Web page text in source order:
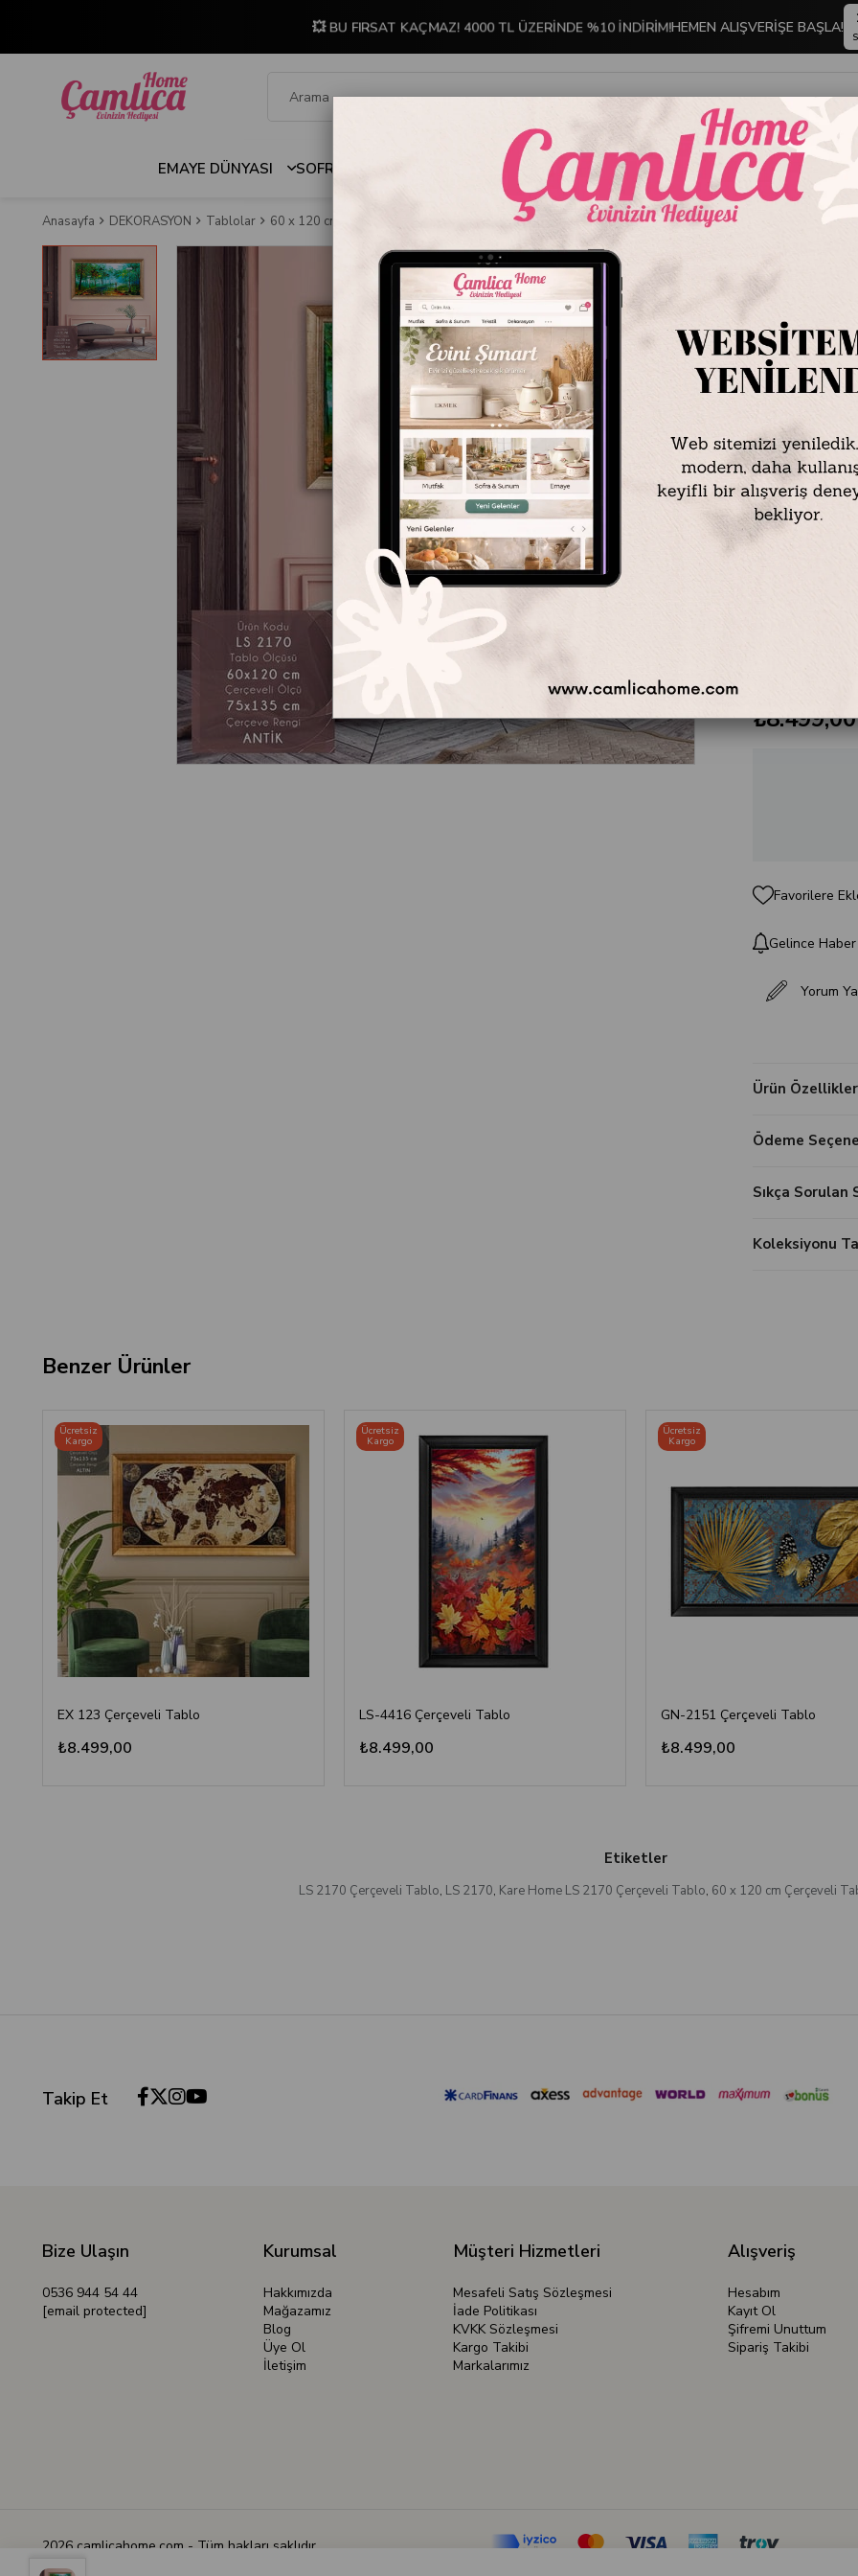
💥 BU FIRSAT KAÇMAZ! 4000 TL ÜZERİNDE %10 İNDİRİM!HEMEN ALIŞVERİŞE BAŞLA!
EMAYE DÜNYASI SOFRA & MUTFAK İNDİRİMLİ ÜRÜNLER DEKORASYON TABLO KOLEKSİYONU
Anasayfa DEKORASYON Tablolar 60 x 120 cm Çerçeveli Tablo LS 2170 Çerçeveli Tablo
LS
Stok Kodu
Marka:Kare
LS 2170 Çerçeveli
Tablo Ölçüsü: 60
Çerçeveli Ölçüsü:
Çerçeve Rengi: Antik
Teslimat Süresi:
** Tablolarımızı
₺8.499,00
Favorilere
Gelince
Yorum
Ürün
Ödeme
Sıkça Sorulan
Koleksiyonu
Benzer Ürünler
EX 123 Çerçeveli Tablo
₺8.499,00
Ücretsiz
Kargo
LS-4416 Çerçeveli Tablo
₺8.499,00
Ücretsiz
Kargo
GN-2151 Çerçeveli Tablo
₺8.499,00
Ücretsiz
Kargo
Etiketler
LS 2170 Çerçeveli Tablo, LS 2170, Kare Home LS 2170 Çerçeveli Tablo, 60 x 120 cm Çerçeveli
Takip Et
Bize Ulaşın
0536 944 54 44
[email protected]
Kurumsal
Hakkımızda
Mağazamız
Blog
Üye Ol
İletişim
Müşteri Hizmetleri
Mesafeli Satış Sözleşmesi
İade Politikası
KVKK Sözleşmesi
Kargo Takibi
Markalarımız
Alışveriş
Hesabım
Kayıt Ol
Şifremi Unuttum
Sipariş Takibi
2026 camlicahome.com - Tüm hakları saklıdır